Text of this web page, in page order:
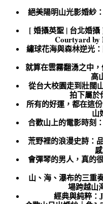
絕美陽明山光影婚紗
[ 婚攝英聖 | 台北婚
Courtyard by
繡球花海與森林逆光
就算在雲霧翻湧之中
高
從台大校園走到壯闊
拍下屬於
所有的好運，都在這
山
合歡山上的電影時刻
荒野裡的浪漫史詩：
會彈琴的男人，真的
山、海、瀑布的三重
場跨越山
經典與純粹